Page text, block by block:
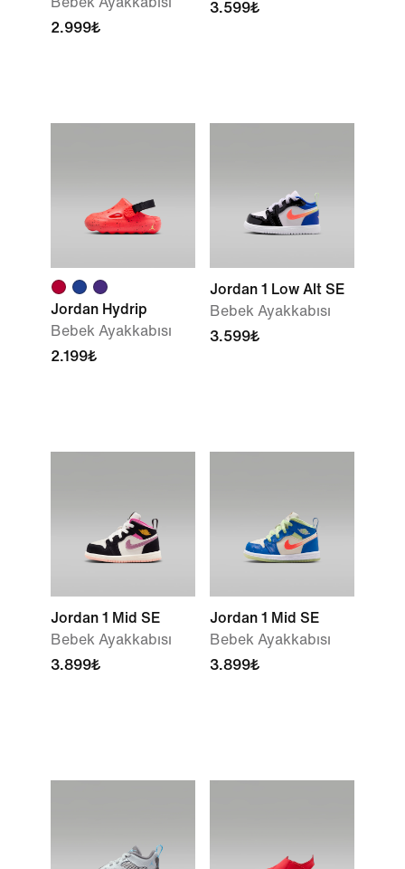
2.999₺
3.599₺
Jordan Hydrip
Bebek Ayakkabısı
2.199₺
Jordan 1 Low Alt SE
Bebek Ayakkabısı
3.599₺
Jordan 1 Mid SE
Bebek Ayakkabısı
3.899₺
Jordan 1 Mid SE
Bebek Ayakkabısı
3.899₺